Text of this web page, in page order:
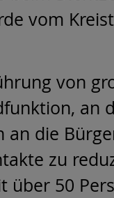
vom
von
an
an die
zu
über 50